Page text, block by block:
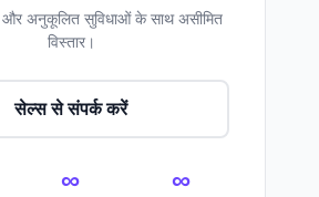
और अनुकूलित सुविधाओं के साथ असीमित
विस्तार।
सेल्स से संपर्क करें
∞ ∞